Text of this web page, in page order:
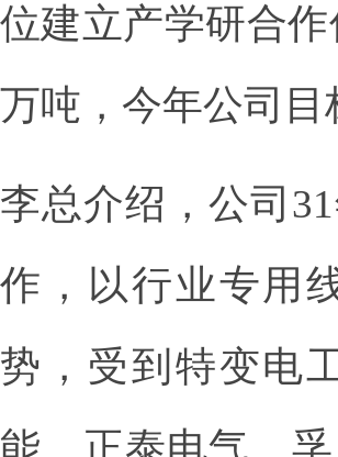
位建立产学研合
万吨，今年公司目
李总介绍，公司
作，以行业专用
势，受到特变电
能、正泰电气、